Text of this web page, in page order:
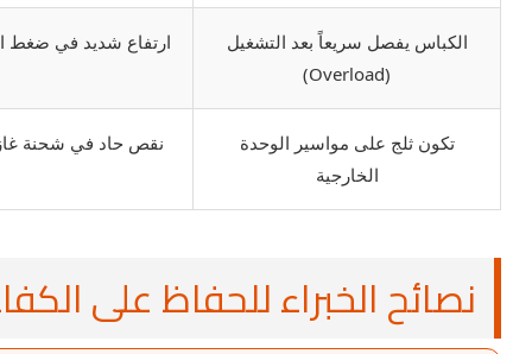
الكباس يفصل سريعاً بعد التشغيل
(Overload)
ارتفاع شديد في ضغط
تكون ثلج على مواسير الوحدة
الخارجية
نقص حاد في شحنة
نصائح الخبراء للحفاظ على